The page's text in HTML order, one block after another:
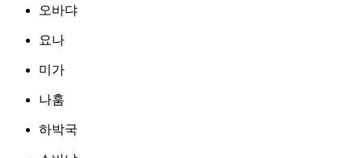
오바댜
요나
미가
나훔
하박국